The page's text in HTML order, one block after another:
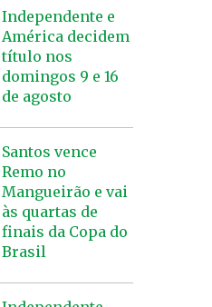
Independente e
América decidem
título nos
domingos 9 e 16
de agosto
Santos vence
Remo no
Mangueirão e vai
às quartas de
finais da Copa do
Brasil